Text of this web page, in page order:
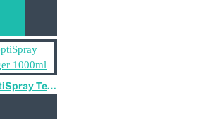
Reptiblock ReptiSpray Terrarium Reiniger 1000ml